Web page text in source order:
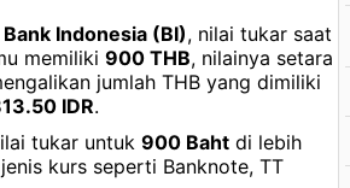
Bank Indonesia (BI), nilai tukar saat
memiliki 900 THB, nilainya setara
jumlah THB yang dimiliki
IDR.
tukar untuk 900 Baht di lebih
kurs seperti Banknote, TT